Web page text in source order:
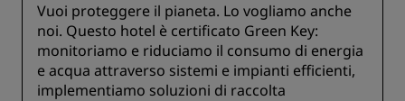
Vuoi proteggere il pianeta. Lo vogliamo anche
noi. Questo hotel è certificato Green Key:
monitoriamo e riduciamo il consumo di energia
e acqua attraverso sistemi e impianti efficienti,
implementiamo soluzioni di raccolta